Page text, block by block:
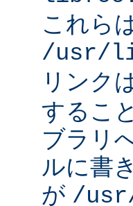
これら
/usr/
リンク
するこ
ブラリ
ルに書
が /